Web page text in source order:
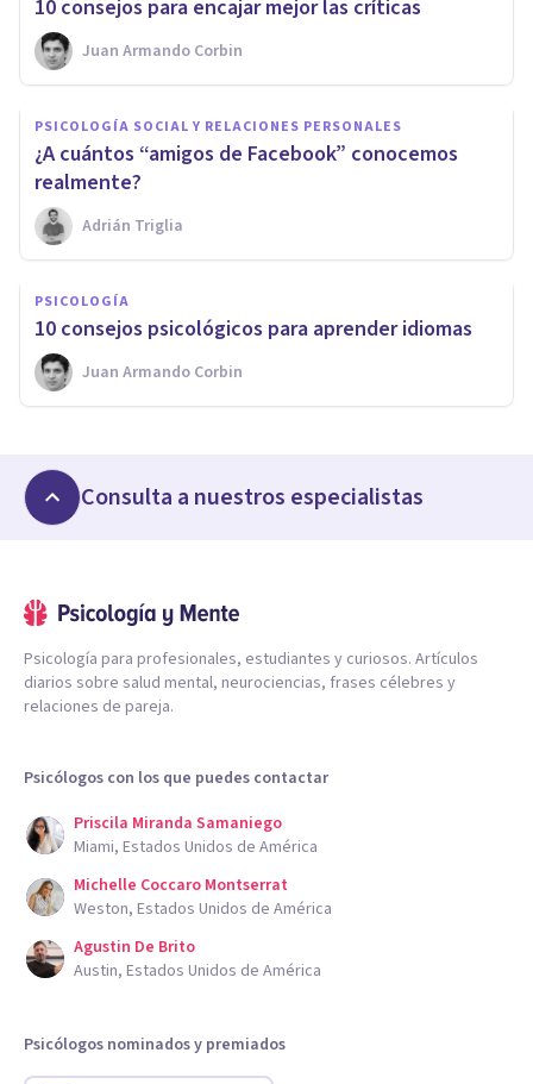
​10 consejos para encajar mejor las críticas
Juan Armando Corbin
PSICOLOGÍA SOCIAL Y RELACIONES PERSONALES
​¿A cuántos “amigos de Facebook” conocemos
realmente?
Adrián Triglia
PSICOLOGÍA
​10 consejos psicológicos para aprender idiomas
Juan Armando Corbin
Consulta a nuestros especialistas
Psicología para profesionales, estudiantes y curiosos. Artículos
diarios sobre salud mental, neurociencias, frases célebres y
relaciones de pareja.
Psicólogos con los que puedes contactar
Priscila Miranda Samaniego
Miami, Estados Unidos de América
Michelle Coccaro Montserrat
Weston, Estados Unidos de América
Agustin De Brito
Austin, Estados Unidos de América
Psicólogos nominados y premiados